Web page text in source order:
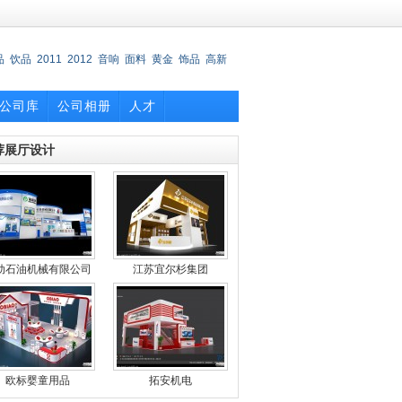
饮品 2011 2012 音响 面料 黄金 饰品 高新
公司库 公司相册 人才
展厅设计
石油机械有限公司 江苏宜尔杉集团
欧标婴童用品 拓安机电